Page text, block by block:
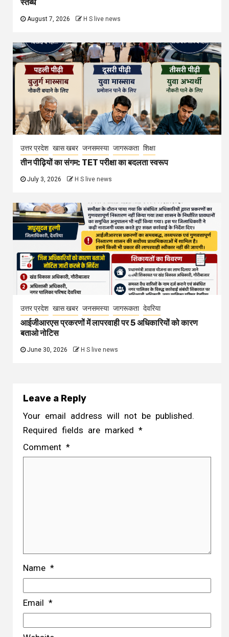
स्तब्ध
August 7, 2026 H S live news
उत्तर प्रदेश खास खबर जनसमस्या जागरूकता शिक्षा
तीन पीढ़ियों का संगम: TET परीक्षा का बदलता स्वरूप
July 3, 2026 H S live news
उत्तर प्रदेश खास खबर जनसमस्या जागरूकता देवरिया
आईजीआरएस प्रकरणों में लापरवाही पर 5 अधिकारियों को कारण
बताओ नोटिस
June 30, 2026 H S live news
Leave a Reply
Your email address will not be published.
Required fields are marked *
Comment *
Name *
Email *